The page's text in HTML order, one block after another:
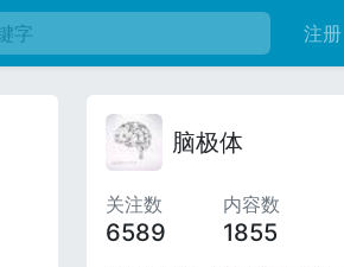
注册
脑极体
关注数
6589
内容数
1855